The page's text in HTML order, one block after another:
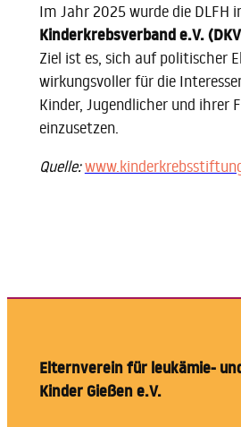
Im Jahr 2025 wurde die DLFH
Kinderkrebsverband e.V.
Ziel ist es, sich auf politischer
wirkungsvoller für die
Kinder, Jugendlicher und ihrer
einzusetzen.
Quelle:
Elternverein für leukämie-
Kinder Gießen e.V.